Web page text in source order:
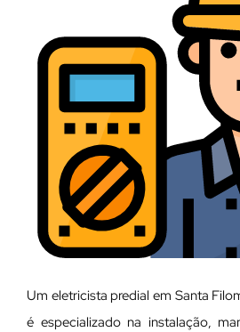
Um eletricista predial em Santa
é especializado na instalação,